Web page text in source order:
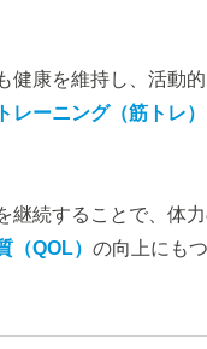
健康を維持し、活動
レーニング（筋トレ）
継続することで、体
（QOL） の向上にも